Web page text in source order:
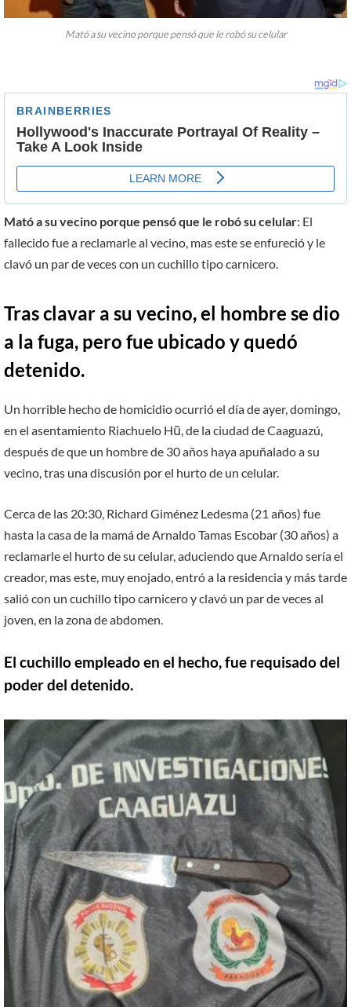
Mató a su vecino porque pensó que le robó su celular
Mató a su vecino porque pensó que le robó su celular: El
fallecido fue a reclamarle al vecino, mas este se enfureció y le
clavó un par de veces con un cuchillo tipo carnicero.
Tras clavar a su vecino, el hombre se dio
a la fuga, pero fue ubicado y quedó
detenido.
Un horrible hecho de homicidio ocurrió el día de ayer, domingo,
en el asentamiento Riachuelo Hũ, de la ciudad de Caaguazú,
después de que un hombre de 30 años haya apuñalado a su
vecino, tras una discusión por el hurto de un celular.
Cerca de las 20:30, Richard Giménez Ledesma (21 años) fue
hasta la casa de la mamá de Arnaldo Tamas Escobar (30 años) a
reclamarle el hurto de su celular, aduciendo que Arnaldo sería el
creador, mas este, muy enojado, entró a la residencia y más tarde
salió con un cuchillo tipo carnicero y clavó un par de veces al
joven, en la zona de abdomen.
El cuchillo empleado en el hecho, fue requisado del
poder del detenido.